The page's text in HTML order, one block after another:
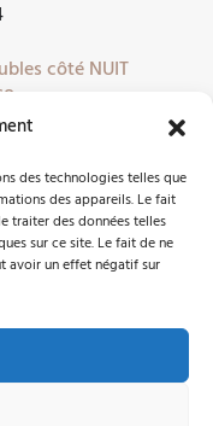
des technologies telles que
des appareils. Le fait
traiter des données telles
sur ce site. Le fait de ne
avoir un effet négatif sur
côté NUIT